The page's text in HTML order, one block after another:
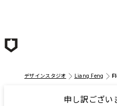
デザインスタジオ Liang Feng
申し訳ござい